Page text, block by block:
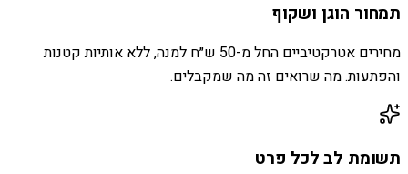
תמחור הוגן ושקוף
מחירים אטרקטיביים החל מ-50 ש״ח למנה, ללא אותיות קטנות
והפתעות. מה שרואים זה מה שמקבלים.
תשומת לב לכל פרט